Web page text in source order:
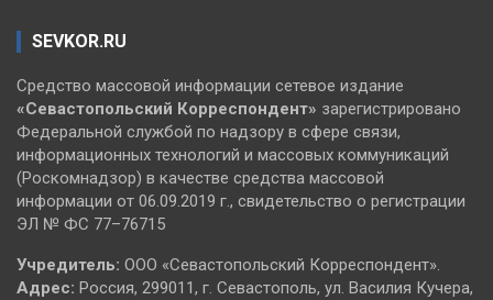
SEVKOR.RU
Средство массовой информации сетевое издание
«Севастопольский Корреспондент» зарегистрировано
Федеральной службой по надзору в сфере связи,
информационных технологий и массовых коммуникаций
(Роскомнадзор) в качестве средства массовой
информации от 06.09.2019 г., свидетельство о регистрации
ЭЛ № ФС 77–76715
Учредитель: ООО «Севастопольский Корреспондент».
Адрес: Россия, 299011, г. Севастополь, ул. Василия Кучера,